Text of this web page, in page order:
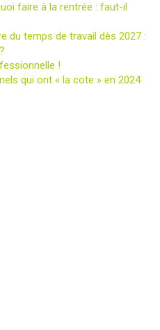
faire à la rentrée : faut-il
du temps de travail dès 2027 :
!
qui ont « la cote » en 2024